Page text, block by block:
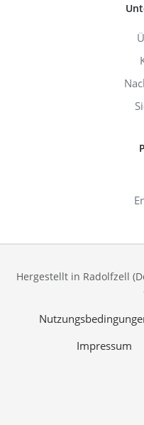
Hergestellt in Radolfzell
Impressum